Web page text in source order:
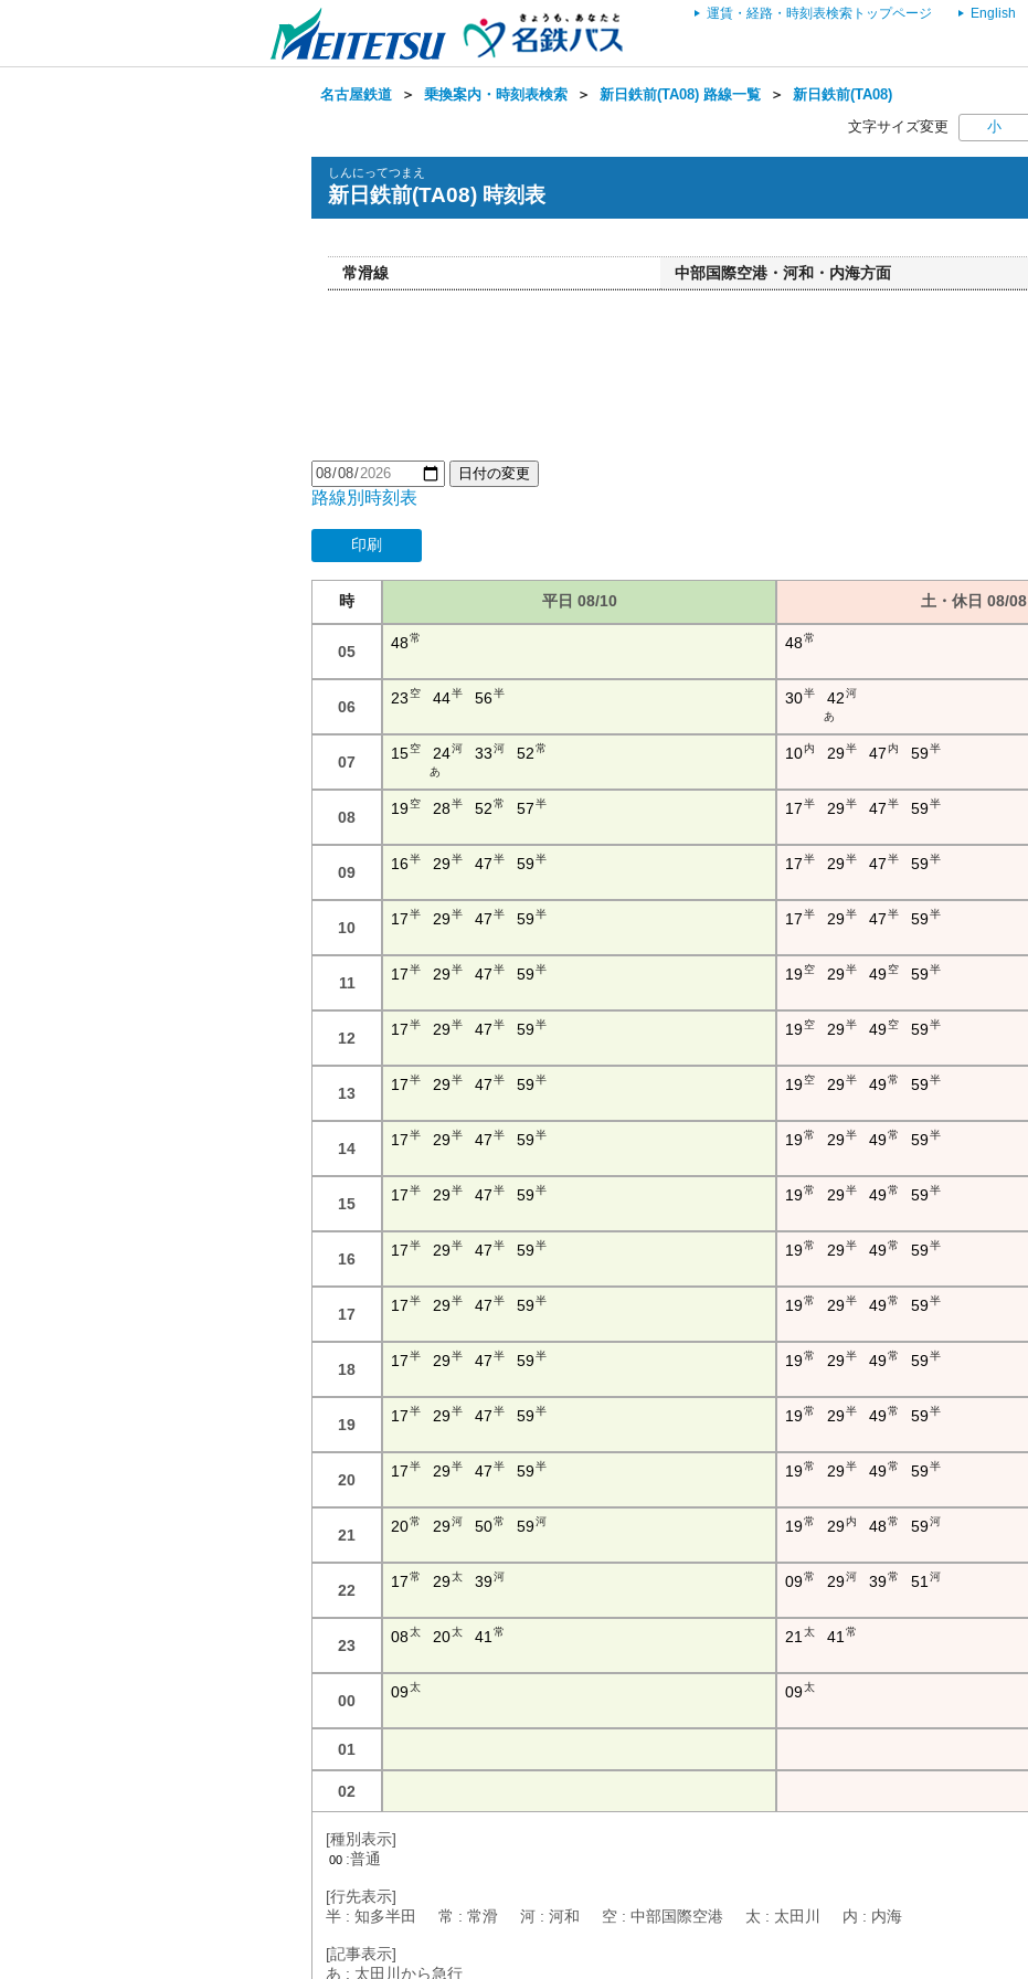
運賃・経路・時刻表検索トップページ English
名古屋鉄道 ＞ 乗換案内・時刻表検索 ＞ 新日鉄前(TA08) 路線一覧 ＞ 新日鉄前(TA08)
文字サイズ変更 小
しんにってつまえ
新日鉄前(TA08) 時刻表
常滑線 中部国際空港・河和・内海方面
日付の変更
路線別時刻表
印刷
時 平日 08/10 土・休日 08/08
05 48常 48常
06 23 空 44半 56半 30半 42河
あ
07 15空 24河
あ
33 河 52 常 10内 29半 47 内 59半
08 19空 28半 52 常 57 半 17半 29半 47 半 59半
09 16半 29半 47 半 59半 17半 29半 47 半 59半
10 17半 29半 47 半 59半 17半 29半 47 半 59半
11 17半 29半 47 半 59半 19空 29半 49空 59半
12 17半 29半 47 半 59半 19空 29半 49空 59半
13 17半 29半 47 半 59半 19空 29半 49常 59半
14 17半 29半 47 半 59半 19常 29半 49常 59半
15 17半 29半 47 半 59半 19常 29半 49常 59半
16 17半 29半 47 半 59半 19常 29半 49常 59半
17 17半 29半 47 半 59半 19常 29半 49常 59半
18 17半 29半 47 半 59半 19常 29半 49常 59半
19 17半 29半 47 半 59半 19常 29半 49常 59半
20 17半 29半 47 半 59半 19常 29半 49常 59半
21 20常 29河 50常 59河 19常 29内 48常 59河
22 17常 29太 39河 09常 29河 39常 51河
23 08太 20太 41常 21太 41常
00 09太 09太
01
02
[種別表示]
00 :普通
[行先表示]
半 : 知多半田 常 : 常滑 河 : 河和 空 : 中部国際空港 太 : 太田川 内 : 内海
[記事表示]
あ : 太田川から急行